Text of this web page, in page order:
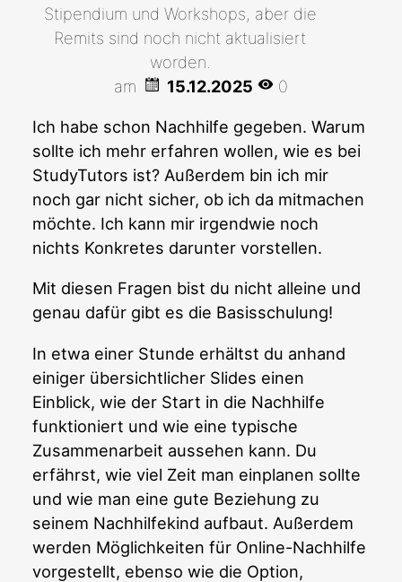
Stipendium und Workshops, aber die
Remits sind noch nicht aktualisiert
worden.
am
15.12.2025 0
Ich habe schon Nachhilfe gegeben. Warum
sollte ich mehr erfahren wollen, wie es bei
StudyTutors ist? Außerdem bin ich mir
noch gar nicht sicher, ob ich da mitmachen
möchte. Ich kann mir irgendwie noch
nichts Konkretes darunter vorstellen.
Mit diesen Fragen bist du nicht alleine und
genau dafür gibt es die Basisschulung!
In etwa einer Stunde erhältst du anhand
einiger übersichtlicher Slides einen
Einblick, wie der Start in die Nachhilfe
funktioniert und wie eine typische
Zusammenarbeit aussehen kann. Du
erfährst, wie viel Zeit man einplanen sollte
und wie man eine gute Beziehung zu
seinem Nachhilfekind aufbaut. Außerdem
werden Möglichkeiten für Online-Nachhilfe
vorgestellt, ebenso wie die Option,